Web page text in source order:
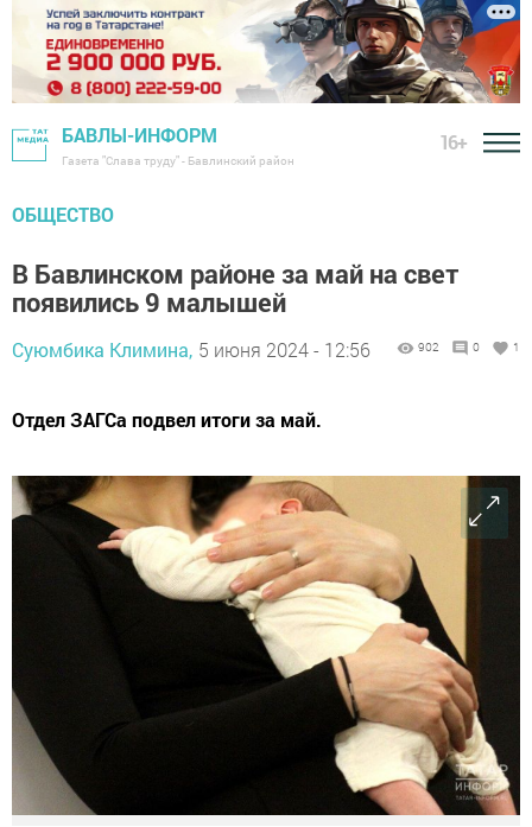
БАВЛЫ-ИНФОРМ
Газета "Слава труду" - Бавлинский район
16+
ОБЩЕСТВО
В Бавлинском районе за май на свет
появились 9 малышей
Суюмбика Климина, 5 июня 2024 - 12:56 902 0 1
Отдел ЗАГСа подвел итоги за май.